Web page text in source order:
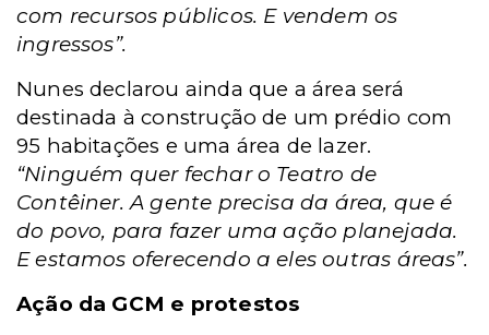
com recursos públicos. E vendem os
ingressos”.
Nunes declarou ainda que a área será
destinada à construção de um prédio com
95 habitações e uma área de lazer.
“Ninguém quer fechar o Teatro de
Contêiner. A gente precisa da área, que é
do povo, para fazer uma ação planejada.
E estamos oferecendo a eles outras áreas”.
Ação da GCM e protestos